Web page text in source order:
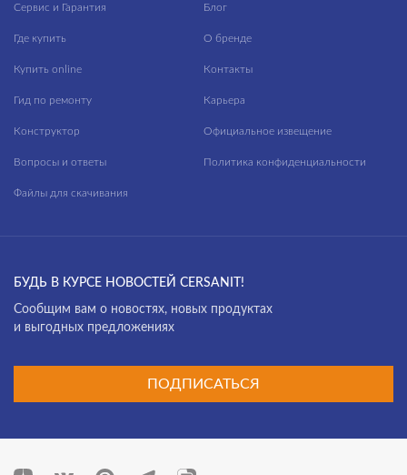
GEOMETRY
GRANTA
INTERA
JOANNA
JUST
LINK PRO
Сервис и Гарантия
Где купить
Купить online
Гид по ремонту
Конструктор
Вопросы и ответы
Файлы для скачивания
Блог
О бренде
Контакты
Карьера
Официальное извещение
Политика конфиденциальности
БУДЬ В КУРСЕ НОВОСТЕЙ CERSANIT!
Cообщим вам о новостях, новых продуктах
и выгодных предложениях
ПОДПИСАТЬСЯ